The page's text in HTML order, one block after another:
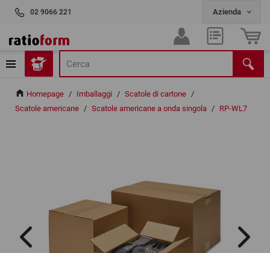
02 9066 221
Homepage / Imballaggi / Scatole di cartone /
Scatole americane / Scatole americane a onda singola / RP-WL7